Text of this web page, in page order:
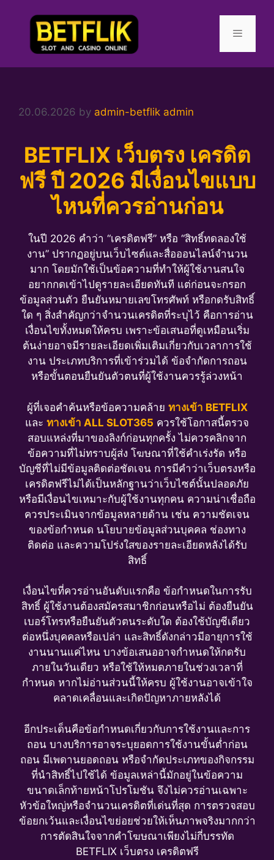
Menu
20.06.2026 by admin-betflik admin
BETFLIX เว็บตรง เครดิต
ฟรี ปี 2026 มีเงื่อนไขแบบ
ไหนที่ควรอ่านก่อน
ในปี 2026 คำว่า “เครดิตฟรี” หรือ “สิทธิ์ทดลองใช้
งาน” ปรากฏอยู่บนเว็บไซต์และสื่อออนไลน์จำนวน
มาก โดยมักใช้เป็นข้อความที่ทำให้ผู้ใช้งานสนใจ
อยากกดเข้าไปดูรายละเอียดทันที แต่ก่อนจะกรอก
ข้อมูลส่วนตัว ยืนยันหมายเลขโทรศัพท์ หรือกดรับสิทธิ์
ใด ๆ สิ่งสำคัญกว่าจำนวนเครดิตที่ระบุไว้ คือการอ่าน
เงื่อนไขทั้งหมดให้ครบ เพราะข้อเสนอที่ดูเหมือนเริ่ม
ต้นง่ายอาจมีรายละเอียดเพิ่มเติมเกี่ยวกับเวลาการใช้
งาน ประเภทบริการที่เข้าร่วมได้ ข้อจำกัดการถอน
หรือขั้นตอนยืนยันตัวตนที่ผู้ใช้งานควรรู้ล่วงหน้า
ผู้ที่เจอคำค้นหรือข้อความคล้าย ทางเข้า BETFLIX
และ ทางเข้า ALL SLOT365 ควรใช้โอกาสนี้ตรวจ
สอบแหล่งที่มาของลิงก์ก่อนทุกครั้ง ไม่ควรคลิกจาก
ข้อความที่ไม่ทราบผู้ส่ง โฆษณาที่ใช้คำเร่งรัด หรือ
บัญชีที่ไม่มีข้อมูลติดต่อชัดเจน การมีคำว่าเว็บตรงหรือ
เครดิตฟรีไม่ได้เป็นหลักฐานว่าเว็บไซต์นั้นปลอดภัย
หรือมีเงื่อนไขเหมาะกับผู้ใช้งานทุกคน ความน่าเชื่อถือ
ควรประเมินจากข้อมูลหลายด้าน เช่น ความชัดเจน
ของข้อกำหนด นโยบายข้อมูลส่วนบุคคล ช่องทาง
ติดต่อ และความโปร่งใสของรายละเอียดหลังได้รับ
สิทธิ์
เงื่อนไขที่ควรอ่านอันดับแรกคือ ข้อกำหนดในการรับ
สิทธิ์ ผู้ใช้งานต้องสมัครสมาชิกก่อนหรือไม่ ต้องยืนยัน
เบอร์โทรหรือยืนยันตัวตนระดับใด ต้องใช้บัญชีเดียว
ต่อหนึ่งบุคคลหรือเปล่า และสิทธิ์ดังกล่าวมีอายุการใช้
งานนานแค่ไหน บางข้อเสนออาจกำหนดให้กดรับ
ภายในวันเดียว หรือใช้ให้หมดภายในช่วงเวลาที่
กำหนด หากไม่อ่านส่วนนี้ให้ครบ ผู้ใช้งานอาจเข้าใจ
คลาดเคลื่อนและเกิดปัญหาภายหลังได้
อีกประเด็นคือข้อกำหนดเกี่ยวกับการใช้งานและการ
ถอน บางบริการอาจระบุยอดการใช้งานขั้นต่ำก่อน
ถอน มีเพดานยอดถอน หรือจำกัดประเภทของกิจกรรม
ที่นำสิทธิ์ไปใช้ได้ ข้อมูลเหล่านี้มักอยู่ในข้อความ
ขนาดเล็กท้ายหน้าโปรโมชัน จึงไม่ควรอ่านเฉพาะ
หัวข้อใหญ่หรือจำนวนเครดิตที่เด่นที่สุด การตรวจสอบ
ข้อยกเว้นและเงื่อนไขย่อยช่วยให้เห็นภาพจริงมากกว่า
การตัดสินใจจากคำโฆษณาเพียงไม่กี่บรรทัด
BETFLIX เว็บตรง เครดิตฟรี